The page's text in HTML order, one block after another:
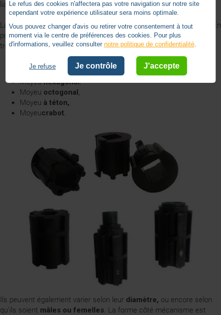
liaison avec l’embout.
La principale différence entre les moyeux réside dans leurforme
. En
pratique, il existe autant de modèles de moyeux que de formes de
treuils à savoir :
(plusieurs côtés),
Moyeucarré;
Moyeuhexagonal,
Moyeu octogonal
Moyeu à téton,
Moyeucrabot
Ils peuvent également varier selon leur diamètre, ou encore selon
qu’ils soient mâles ou femelles . La forme côté mécanisme est
Le refus des cookies n'affectera pas votre navigation sur notre site
cependant votre expérience utilisateur sera moins optimale.
Vous pouvez changer d'avis ou retirer votre consentement à tout
moment via le centre de préférences des cookies. Pour plus
d'informations, veuillez consulter notre politique de confidentialité.
Je refuse Je contrôle J'accepte